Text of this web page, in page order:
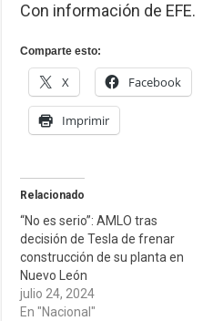
Con información de EFE.
Comparte esto:
X Facebook
Imprimir
Relacionado
“No es serio”: AMLO tras
decisión de Tesla de frenar
construcción de su planta en
Nuevo León
julio 24, 2024
En "Nacional"